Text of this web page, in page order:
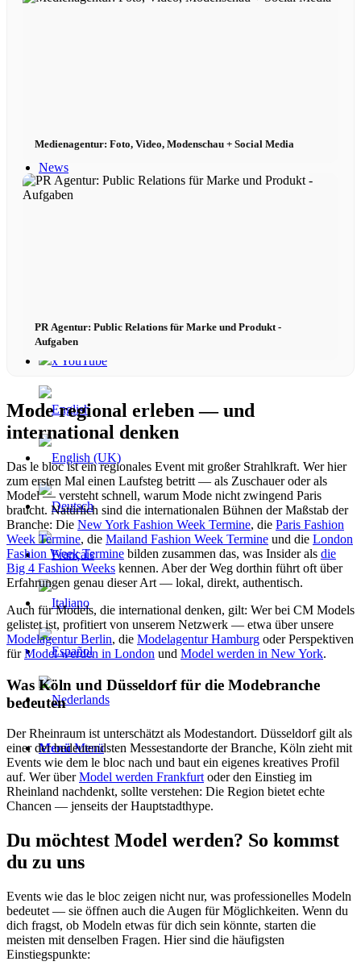
News
x YouTube
Menü Menü
Medienagentur: Foto, Video, Modenschau + Social Media
PR Agentur: Public Relations für Marke und Produkt -
Aufgaben
Mode regional erleben — und
international denken
Das le bloc ist ein regionales Event mit großer Strahlkraft. Wer hier
zum ersten Mal einen Laufsteg betritt — als Zuschauer oder als
Model — versteht schnell, warum Mode nicht zwingend Paris
braucht. Natürlich sind die internationalen Bühnen der Maßstab der
Branche: Die New York Fashion Week Termine, die Paris Fashion
Week Termine, die Mailand Fashion Week Termine und die London
Fashion Week Termine bilden zusammen das, was Insider als die
Big 4 Fashion Weeks kennen. Aber der Weg dorthin führt oft über
Erfahrungen genau dieser Art — lokal, direkt, authentisch.
Auch für Models, die international denken, gilt: Wer bei CM Models
gelistet ist, profitiert von unserem Netzwerk — etwa über unsere
Modelagentur Berlin, die Modelagentur Hamburg oder Perspektiven
fürModel werden in London und Model werden in New York.
Was Köln und Düsseldorf für die Modebranche
bedeuten
Der Rheinraum ist unterschätzt als Modestandort. Düsseldorf gilt als
einer der bedeutendsten Messestandorte der Branche, Köln zieht mit
Events wie dem le bloc nach und baut ein eigenes kreatives Profil
auf. Wer überModel werden Frankfurt oder den Einstieg im
Rheinland nachdenkt, sollte verstehen: Die Region bietet echte
Chancen — jenseits der Hauptstadthype.
Du möchtest Model werden? So kommst
du zu uns
Events wie das le bloc zeigen nicht nur, was professionelles Modeln
bedeutet — sie öffnen auch die Augen für Möglichkeiten. Wenn du
dich fragst, ob Modeln etwas für dich sein könnte, starten die
meisten mit denselben Fragen. Hier sind die häufigsten
Einstiegspunkte: